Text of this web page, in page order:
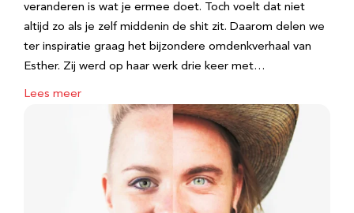
veranderen is wat je ermee doet. Toch voelt dat niet
altijd zo als je zelf middenin de shit zit. Daarom delen we
ter inspiratie graag het bijzondere omdenkverhaal van
Esther. Zij werd op haar werk drie keer met…
Lees meer